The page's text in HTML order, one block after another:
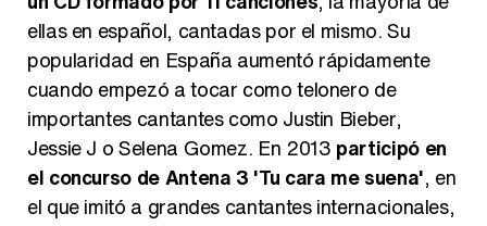
ellas en español, cantadas por el mismo. Su
popularidad en España aumentó rápidamente
cuando empezó a tocar como telonero de
importantes cantantes como Justin Bieber,
Jessie J o Selena Gomez. En 2013 participó en
el concurso de Antena 3 'Tu cara me suena', en
el que imitó a grandes cantantes internacionales,